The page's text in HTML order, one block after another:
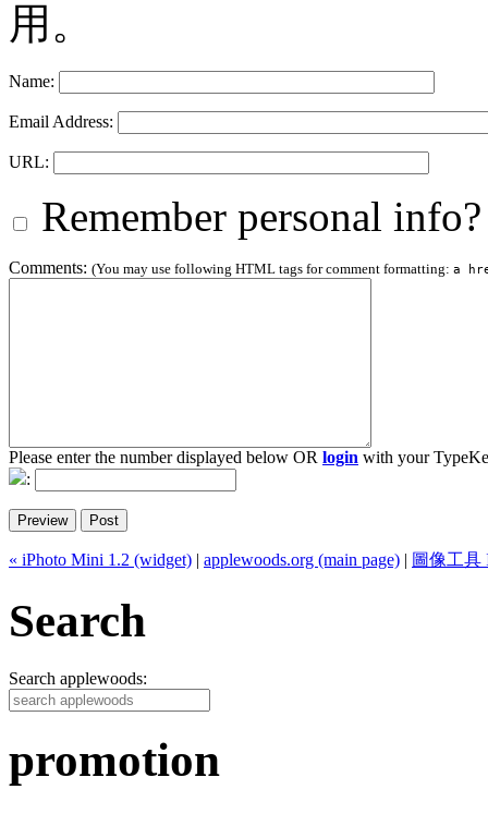
用。
Name:
Email Address:
URL:
Remember personal info?
Comments: (You may use following HTML tags for comment formatting: a
Please enter the number displayed below OR login with your
:
« iPhoto Mini 1.2 (widget) | applewoods.org (main page) | 圖像工具
Search
Search applewoods:
promotion